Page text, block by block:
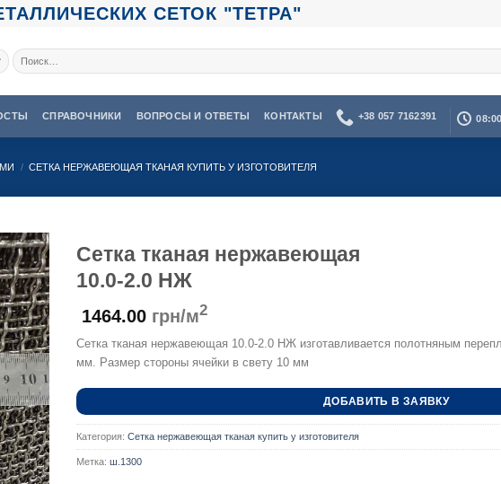
СЕТОК "ТЕТРА"
Искать:
СПРАВОЧНИКИ ВОПРОСЫ И ОТВЕТЫ КОНТАКТЫ +38 057 7162391
/ СЕТКА НЕРЖАВЕЮЩАЯ ТКАНАЯ КУПИТЬ У ИЗГОТОВИТЕЛЯ
Сетка тканая нержавеющая
10.0-2.0 НЖ
1464.00 грн/м2
Сетка тканая нержавеющая 10.0-2.0 НЖ изготавливается полотняным
мм. Размер стороны ячейки в свету 10 мм
ДОБАВИТЬ В ЗАЯВКУ
Категория: Сетка нержавеющая тканая купить у изготовителя
Метка: ш.1300